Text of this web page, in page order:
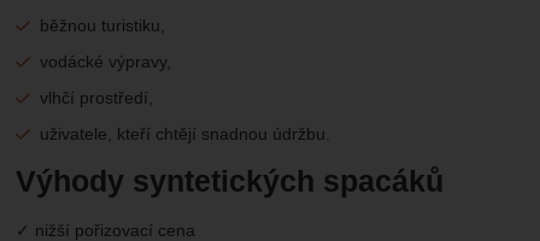
běžnou turistiku,
vodácké výpravy,
vlhčí prostředí,
uživatele, kteří chtějí snadnou údržbu.
Výhody syntetických spacáků
✓ nižší pořizovací cena